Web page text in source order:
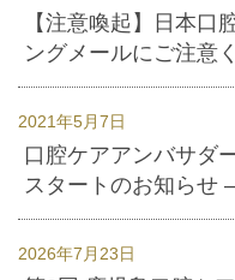
【注意喚起】日本口
ングメールにご注意
2021年5月7日
口腔ケアアンバサダ
スタートのお知らせ
2026年7月23日